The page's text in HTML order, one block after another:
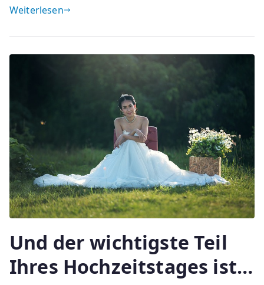
Weiterlesen
Und der wichtigste Teil
Ihres Hochzeitstages ist…